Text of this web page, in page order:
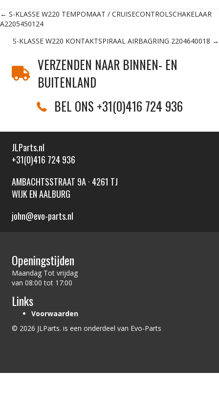
Posts
navigation
← S-KLASSE W220 TEMPOMAAT / CRUISECONTROLSCHAKELAAR
A2205450124
S-KLASSE W220 KONTAKTSPIRAAL AIRBAGRING 2204640018 →
VERZENDEN NAAR BINNEN- EN
BUITENLAND
BEL ONS +31(0)416 724 936
JLParts.nl
+31(0)416 724 936
AMBACHTSSTRAAT 9A · 4261 TJ
WIJK EN AALBURG
john@evo-parts.nl
Openingstijden
Maandag Tot vrijdag
van 08:00 tot 17:00
Links
Voorwaarden
© 2026 JLParts. is een onderdeel van Evo-Parts